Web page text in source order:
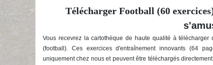
Télécharger Football (60
Vous recevrez la cartothèque de haute qualité à
(football). Ces exercices d'entraînement innovants (64
uniquement chez nous et peuvent être téléchargés